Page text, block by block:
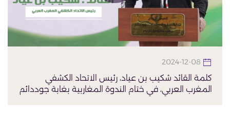
كلمة القائد شكيب بن عياد، رئيس الاتحاد الكشفي
المغرب العربي، في ختام الندوة المغاربية بغابة جوددائم